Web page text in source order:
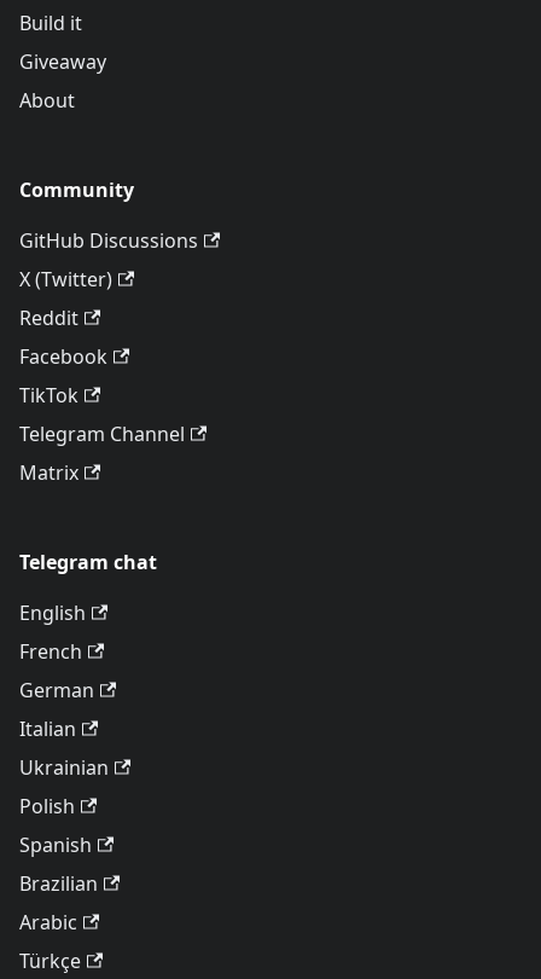
Build it
Giveaway
About
Community
GitHub Discussions
X (Twitter)
Reddit
Facebook
TikTok
Telegram Channel
Matrix
Telegram chat
English
French
German
Italian
Ukrainian
Polish
Spanish
Brazilian
Arabic
Türkçe